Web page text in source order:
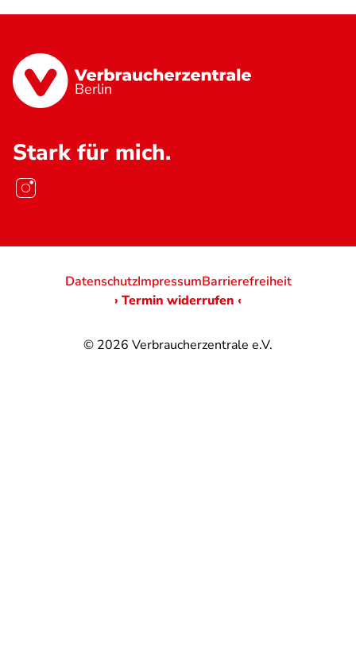
Berlin
Stark für mich.
© 2026 Verbraucherzentrale e.V.
DatenschutzImpressumBarrierefreiheit
› Termin widerrufen ‹